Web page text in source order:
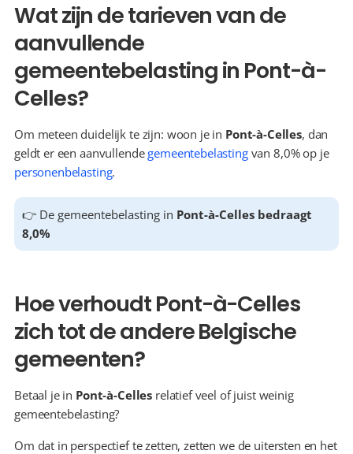
Wat zijn de tarieven van de
aanvullende
gemeentebelasting in Pont-à-
Celles?
Om meteen duidelijk te zijn: woon je in Pont-à-Celles, dan
geldt er een aanvullende gemeentebelasting
van 8,0% op je
personenbelasting.
👉 De gemeentebelasting in Pont-à-Celles bedraagt
8,0%
Hoe verhoudt Pont-à-Celles
zich tot de andere Belgische
gemeenten?
Betaal je in Pont-à-Celles relatief veel of juist weinig
gemeentebelasting?
Om dat in perspectief te zetten, zetten we de uitersten en het